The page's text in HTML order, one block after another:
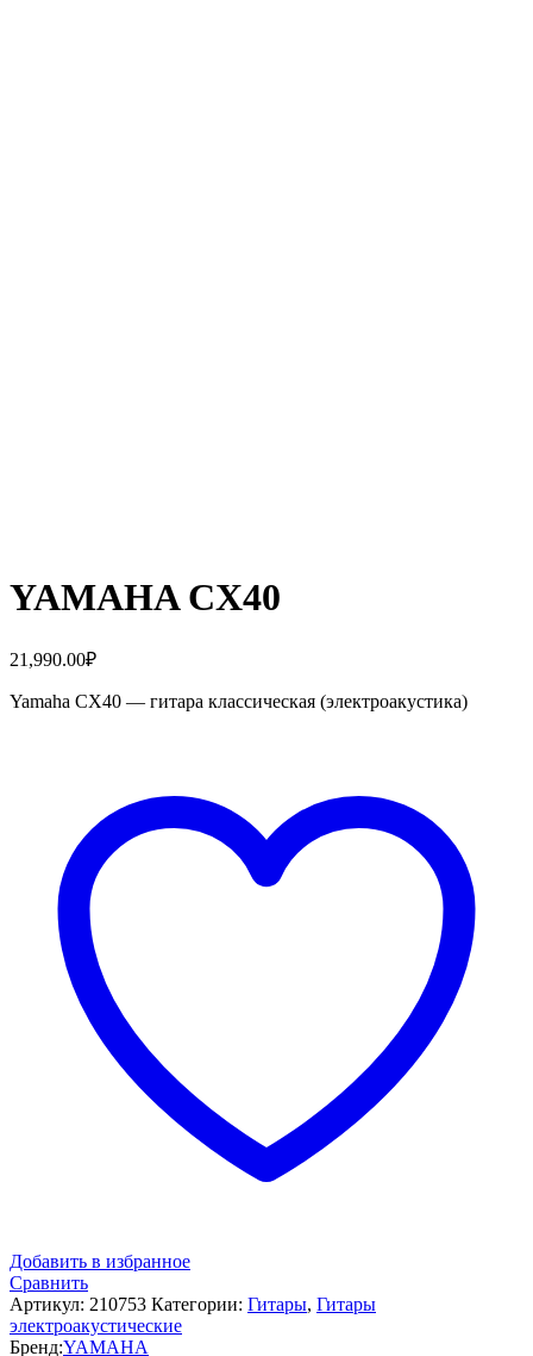
YAMAHA CX40
21,990.00₽
Yamaha CX40 — гитара классическая (электроакустика)
Добавить в избранное
Сравнить
Артикул: 210753 Категории: Гитары, Гитары
электроакустические
Бренд:YAMAHA